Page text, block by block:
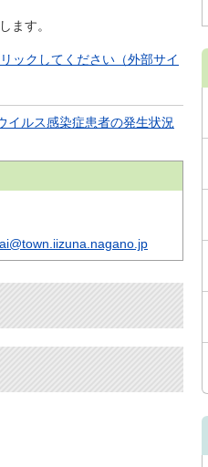
ます。
ックしてください（外部サイ
イルス感染症患者の発生状況